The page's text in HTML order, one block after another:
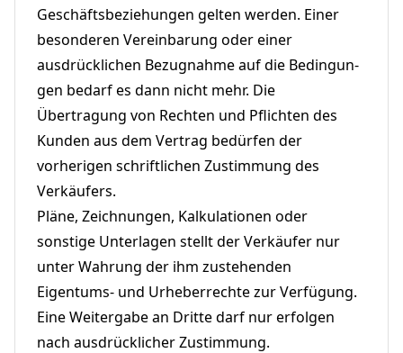
Geschäftsbeziehungen gelten werden. Einer
besonderen Vereinbarung oder einer
ausdrücklichen Bezugnahme auf die Bedingun-
gen bedarf es dann nicht mehr. Die
Übertragung von Rechten und Pflichten des
Kunden aus dem Vertrag bedürfen der
vorherigen schriftlichen Zustimmung des
Verkäufers.
Pläne, Zeichnungen, Kalkulationen oder
sonstige Unterlagen stellt der Verkäufer nur
unter Wahrung der ihm zustehenden
Eigentums- und Urheberrechte zur Verfügung.
Eine Weitergabe an Dritte darf nur erfolgen
nach ausdrücklicher Zustimmung.